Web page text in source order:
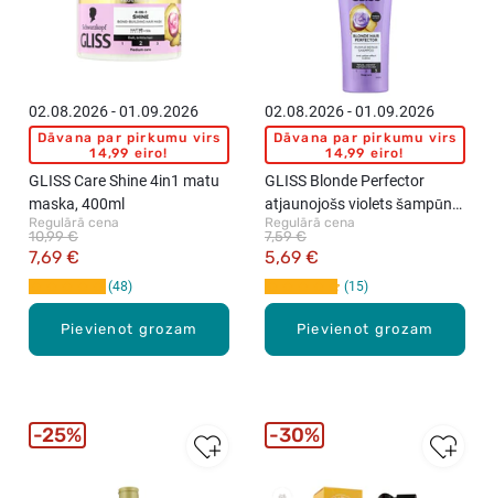
Pievienot grozam
02.08.2026 - 01.09.2026
Dāvana par pirkumu virs
14,99 eiro!
GLISS Care Shine 4in1 matu
maska, 400ml
Regulārā cena
7,69 €
10,99 €
48
Pievienot grozam
02.08.2026 - 01.09.2026
Dāvana par pirkumu virs
14,99 eiro!
GLISS Blonde Perfector
atjaunojošs violets šampūns,
250ml
Regulārā cena
5,69 €
7,59 €
15
25% 30%